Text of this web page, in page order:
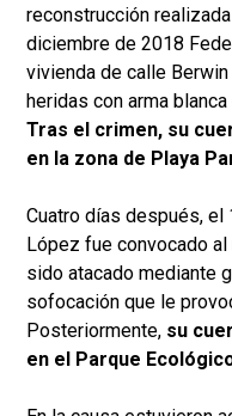
reconstrucción
diciembre de 2018
vivienda de calle
heridas con arma
Tras el crimen, su
en la zona de Playa
Cuatro días después, el
López fue convocado
sido atacado mediante
sofocación que le
Posteriormente, su
en el Parque